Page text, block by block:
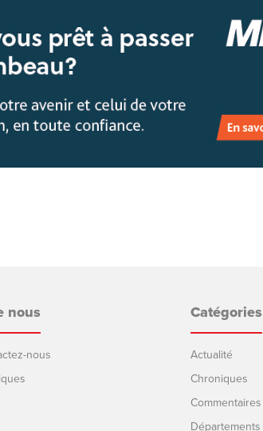
nous
nous
Catégories
Actualité
Chroniques
Commentaires
Départements